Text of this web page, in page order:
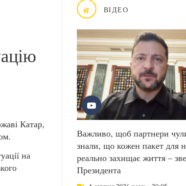
в ВІДЕО
Важливо, щоб партнери
знали, що кожен пакет для
реально захищає життя –
Президента
Катар,
на